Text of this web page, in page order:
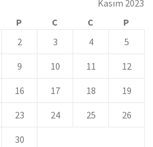
Kasım 2023
P C C
P
2 3 4 5
9 10 11 12
16 17 18 19
23 24 25 26
30